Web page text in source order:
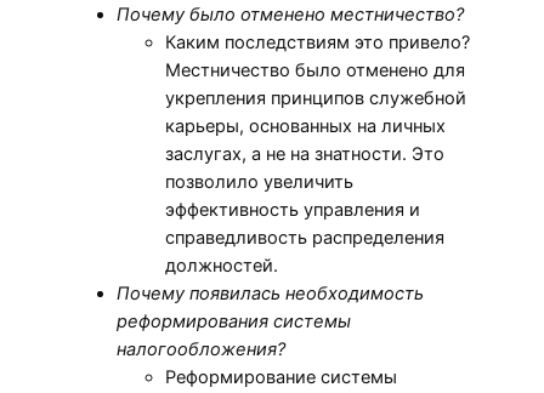
Почему было отменено местничество?
Каким последствиям это привело?
Местничество было отменено для
укрепления принципов служебной
карьеры, основанных на личных
заслугах, а не на знатности. Это
позволило увеличить
эффективность управления и
справедливость распределения
должностей.
Почему появилась необходимость
реформирования системы
налогообложения?
Реформирование системы